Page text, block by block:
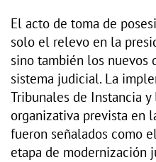
El acto de toma de
solo el relevo en la
sino también los nuevos
sistema judicial. La
Tribunales de Instancia
organizativa prevista en
fueron señalados como
etapa de modernización